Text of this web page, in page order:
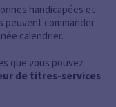
handicapées et
peuvent commander
calendrier.
que vous pouvez
de titres-services